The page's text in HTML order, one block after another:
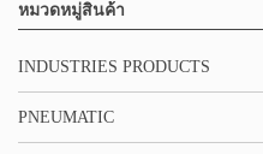
หมวดหมู่สินค้า
INDUSTRIES PRODUCTS
PNEUMATIC